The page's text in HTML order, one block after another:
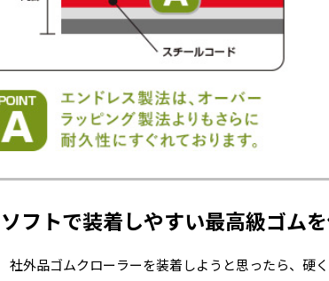
ソフトで装着しやすい最高級ゴム
社外品ゴムクローラーを装着しようと思ったら、硬